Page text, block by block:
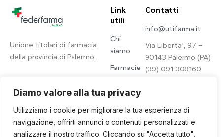
Diamo valore alla tua privacy
Utilizziamo i cookie per migliorare la tua esperienza di
navigazione, offrirti annunci o contenuti personalizzati e
analizzare il nostro traffico. Cliccando su "Accetta tutto",
Unione titolari di farmacia
della provincia di Palermo.
Link
utili
Chi
siamo
Farmacie
Policy
Contatti
info@utifarma.it
Via Liberta’, 97 –
90143 Palermo (PA)
(39) 091 308160